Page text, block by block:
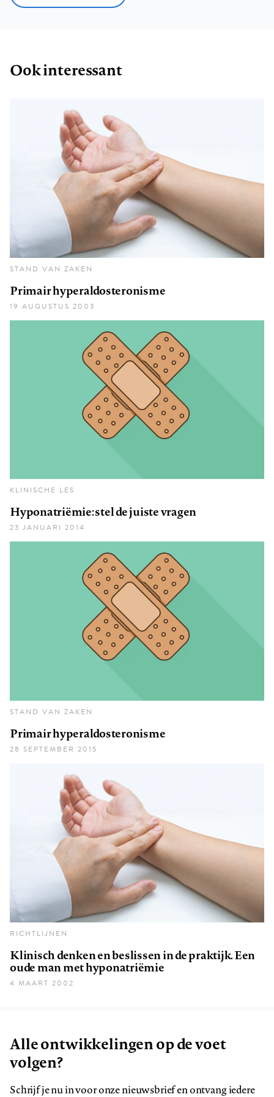
Ook interessant
STAND VAN ZAKEN
Primair hyperaldosteronisme
19 AUGUSTUS 2003
KLINISCHE LES
Hyponatriëmie: stel de juiste vragen
23 JANUARI 2014
STAND VAN ZAKEN
Primair hyperaldosteronisme
28 SEPTEMBER 2015
RICHTLIJNEN
Klinisch denken en beslissen in de praktijk. Een
oude man met hyponatriëmie
4 MAART 2002
Alle ontwikkelingen op de voet
volgen?
Schrijf je nu in voor onze nieuwsbrief en ontvang iedere